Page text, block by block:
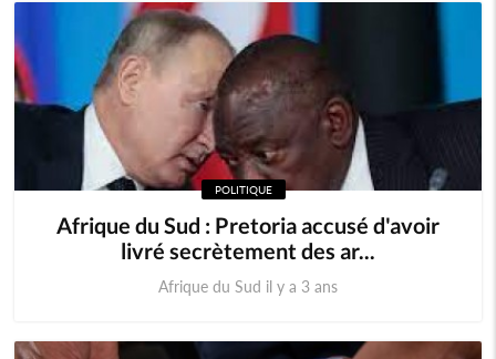
POLITIQUE
Afrique du Sud : Pretoria accusé d'avoir
livré secrètement des ar...
Afrique du Sud il y a 3 ans